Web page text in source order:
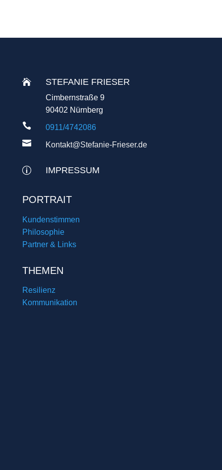
 STEFANIE FRIESER
Cimbernstraße 9
90402 Nürnberg
 0911/4742086
 Kontakt@Stefanie-Frieser.de
p IMPRESSUM
PORTRAIT
Kundenstimmen
Philosophie
Partner & Links
THEMEN
Resilienz
Kommunikation